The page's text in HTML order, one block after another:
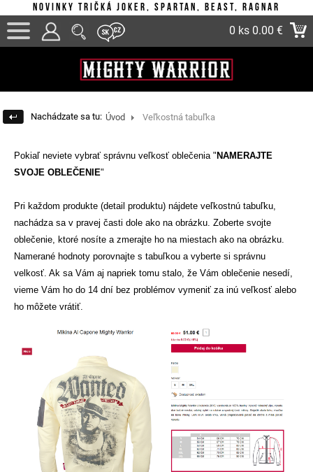
Novinky tričká Joker, Spartan, Beast, Ragnar
0 ks 0.00 €
Nachádzate sa tu: Úvod Veľkostná tabuľka
Pokiaľ neviete vybrať správnu veľkosť oblečenia " NAMERAJTE
SVOJE OBLEČENIE"
Pri každom produkte (detail produktu) nájdete veľkostnú tabuľku,
nachádza sa v pravej časti dole ako na obrázku. Zoberte svojte
oblečenie, ktoré nosíte a zmerajte ho na miestach ako na obrázku.
Namerané hodnoty porovnajte s tabuľkou a vyberte si správnu
velkosť. Ak sa Vám aj napriek tomu stalo, že Vám oblečenie nesedí,
vieme Vám ho do 14 dní bez problémov vymeniť za inú veľkosť alebo
ho môžete vrátiť.